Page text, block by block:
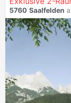
5760 Saalfelden